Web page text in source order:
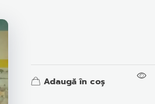
Adaugă în coș